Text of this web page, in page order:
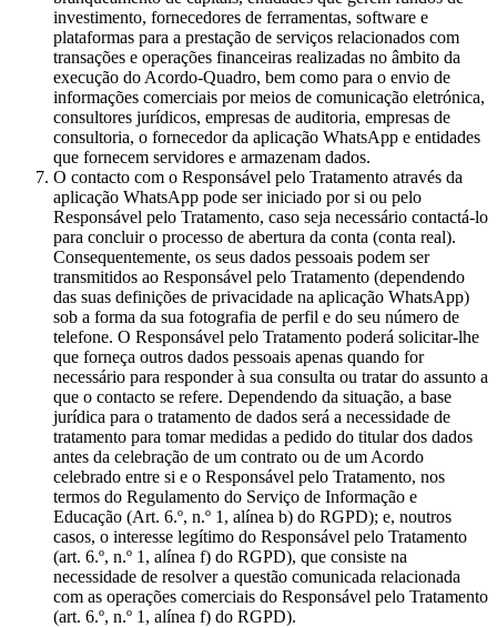
investimento, fornecedores de ferramentas, software e
plataformas para a prestação de serviços relacionados com
transações e operações financeiras realizadas no âmbito da
execução do Acordo-Quadro, bem como para o envio de
informações comerciais por meios de comunicação eletrónica,
consultores jurídicos, empresas de auditoria, empresas de
consultoria, o fornecedor da aplicação WhatsApp e entidades
que fornecem servidores e armazenam dados.
O contacto com o Responsável pelo Tratamento através da
aplicação WhatsApp pode ser iniciado por si ou pelo
Responsável pelo Tratamento, caso seja necessário contactá-lo
para concluir o processo de abertura da conta (conta real).
Consequentemente, os seus dados pessoais podem ser
transmitidos ao Responsável pelo Tratamento (dependendo
das suas definições de privacidade na aplicação WhatsApp)
sob a forma da sua fotografia de perfil e do seu número de
telefone. O Responsável pelo Tratamento poderá solicitar-lhe
que forneça outros dados pessoais apenas quando for
necessário para responder à sua consulta ou tratar do assunto a
que o contacto se refere. Dependendo da situação, a base
jurídica para o tratamento de dados será a necessidade de
tratamento para tomar medidas a pedido do titular dos dados
antes da celebração de um contrato ou de um Acordo
celebrado entre si e o Responsável pelo Tratamento, nos
termos do Regulamento do Serviço de Informação e
Educação (Art. 6.º, n.º 1, alínea b) do RGPD); e, noutros
casos, o interesse legítimo do Responsável pelo Tratamento
(art. 6.º, n.º 1, alínea f) do RGPD), que consiste na
necessidade de resolver a questão comunicada relacionada
com as operações comerciais do Responsável pelo Tratamento
(art. 6.º, n.º 1, alínea f) do RGPD).